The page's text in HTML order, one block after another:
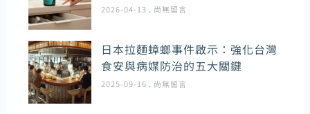
2026-04-13 尚無留言
日本拉麵蟑螂事件啟示：強化台灣
食安與病媒防治的五大關鍵
2025-09-16 尚無留言